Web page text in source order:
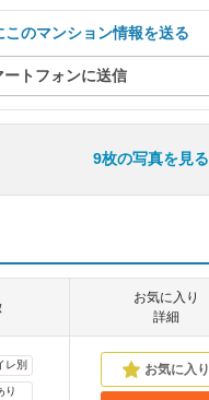
のマンション情報を送る
トフォンに送信
9枚の写真を見る
お気に入り
詳細
レ別
り